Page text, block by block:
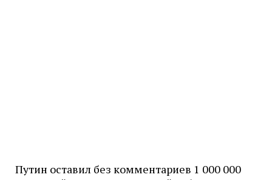
Путин оставил без комментариев 1 000 000